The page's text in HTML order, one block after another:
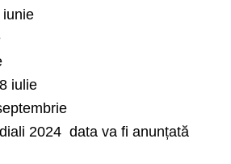
iunie
iulie
2024 data va fi anunțată